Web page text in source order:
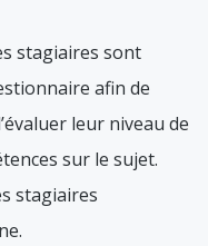
stagiaires sont
afin de
leur niveau de
sur le sujet.
stagiaires